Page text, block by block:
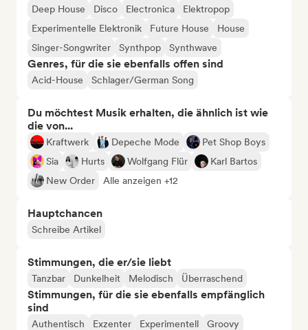
Deep House Disco Electronica
Elektropop
Experimentelle Elektronik
Future House
House
Singer-Songwriter
Synthpop Synthwave
Genres, für die sie ebenfalls offen sind
Acid-House Schlager/German Song
Du möchtest Musik erhalten, die ähnlich ist wie
die von...
Kraftwerk Depeche Mode
Pet Shop Boys
Sia
Hurts Wolfgang Flür
Karl Bartos
New Order
Alle anzeigen +12
Hauptchancen
Schreibe Artikel
Stimmungen, die er/sie liebt
Tanzbar Dunkelheit Melodisch Überraschend
Stimmungen, für die sie ebenfalls empfänglich
sind
Authentisch Exzenter Experimentell Groovy